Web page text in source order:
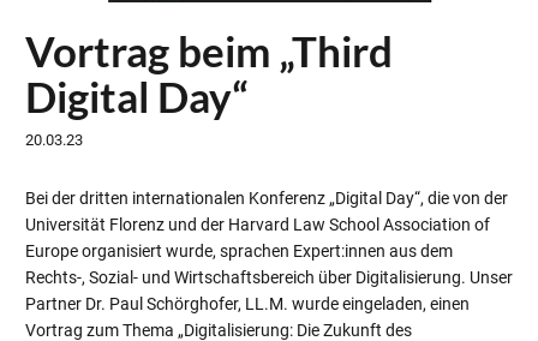
Vortrag beim „Third
Digital Day“
20.03.23
Bei der dritten internationalen Konferenz „Digital Day“, die von der
Universität Florenz und der Harvard Law School Association of
Europe organisiert wurde, sprachen Expert:innen aus dem
Rechts-, Sozial- und Wirtschaftsbereich über Digitalisierung. Unser
Partner Dr. Paul Schörghofer, LL.M. wurde eingeladen, einen
Vortrag zum Thema „Digitalisierung: Die Zukunft des